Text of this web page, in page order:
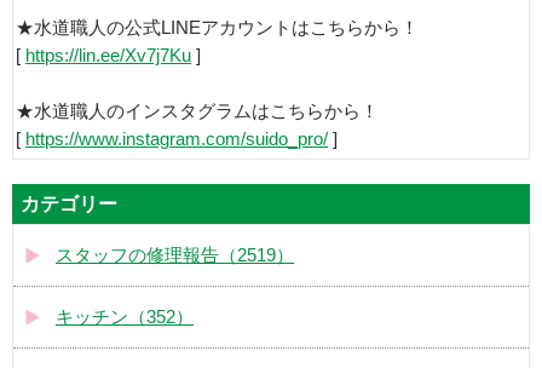
★水道職人の公式LINEアカウントはこちらから！
[ https://lin.ee/Xv7j7Ku ]
★水道職人のインスタグラムはこちらから！
[ https://www.instagram.com/suido_pro/ ]
カテゴリー
スタッフの修理報告（2519）
キッチン（352）